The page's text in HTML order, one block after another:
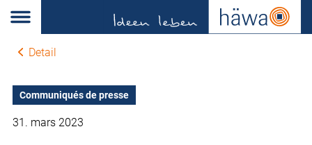
Detail
Communiqués de presse
31. mars 2023